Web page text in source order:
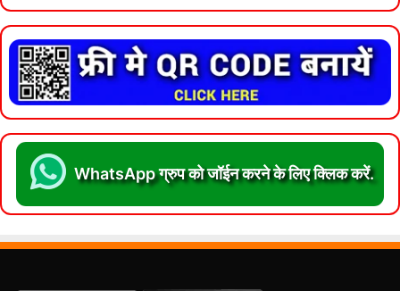
WhatsApp ग्रुप को जॉईन करने के लिए क्लिक करें.